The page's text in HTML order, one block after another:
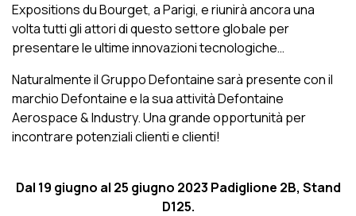
Expositions du Bourget, a Parigi, e riunirà ancora una
volta tutti gli attori di questo settore globale per
presentare le ultime innovazioni tecnologiche…
Naturalmente il Gruppo Defontaine sarà presente con il
marchio Defontaine e la sua attività Defontaine
Aerospace & Industry. Una grande opportunità per
incontrare potenziali clienti e clienti!
Dal 19 giugno al 25 giugno 2023 Padiglione 2B, Stand
D125.